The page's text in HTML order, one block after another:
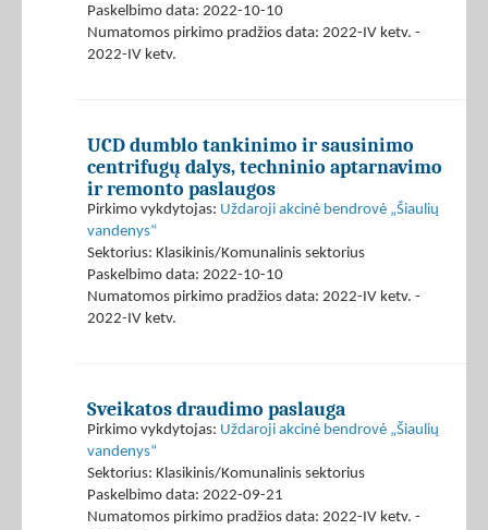
Paskelbimo data: 2022-10-10
Numatomos pirkimo pradžios data: 2022-IV ketv. -
2022-IV ketv.
UCD dumblo tankinimo ir sausinimo
centrifugų dalys, techninio aptarnavimo
ir remonto paslaugos
Pirkimo vykdytojas: Uždaroji akcinė bendrovė „Šiaulių
vandenys“
Sektorius: Klasikinis/Komunalinis sektorius
Paskelbimo data: 2022-10-10
Numatomos pirkimo pradžios data: 2022-IV ketv. -
2022-IV ketv.
Sveikatos draudimo paslauga
Pirkimo vykdytojas: Uždaroji akcinė bendrovė „Šiaulių
vandenys“
Sektorius: Klasikinis/Komunalinis sektorius
Paskelbimo data: 2022-09-21
Numatomos pirkimo pradžios data: 2022-IV ketv. -